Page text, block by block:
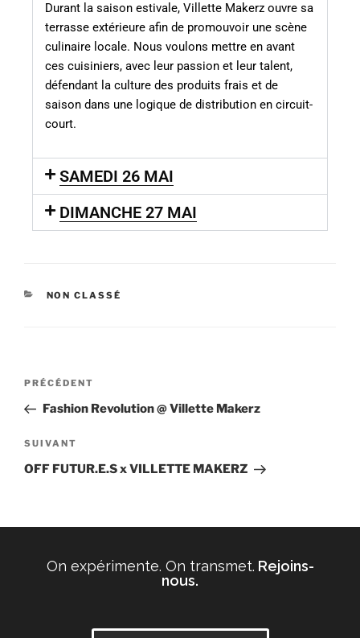
Durant la saison estivale, Villette Makerz ouvre sa
terrasse extérieure afin de promouvoir une scène
culinaire locale. Nous voulons mettre en avant
ces cuisiniers, avec leur passion et leur talent,
défendant la culture des produits frais et de
saison dans une logique de distribution en circuit-
court.
SAMEDI 26 MAI
DIMANCHE 27 MAI
NON CLASSÉ
PRÉCÉDENT
Fashion Revolution @ Villette Makerz
SUIVANT
OFF FUTUR.E.S x VILLETTE MAKERZ
On expérimente. On transmet. Rejoins-
nous.